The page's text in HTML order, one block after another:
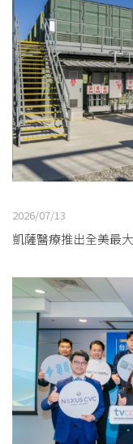
2026/07/13
凱薩醫療推出全美最